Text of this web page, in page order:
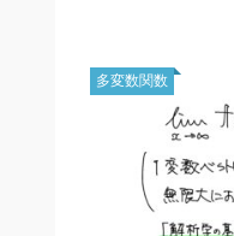
多変数関数